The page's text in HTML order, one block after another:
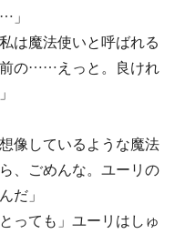
」
は魔法使いと呼ばれる
前の……えっと。良けれ
像しているような魔法
、ごめんな。ユーリの
だ」
っても」ユーリはしゅ